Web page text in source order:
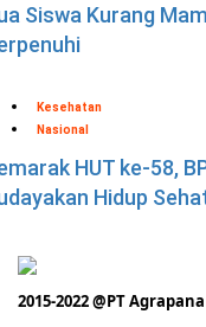
Siswa Kurang
Kesehatan
Nasional
HUT ke-58,
Hidup
2015-2022 @PT